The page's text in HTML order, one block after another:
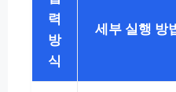
력
방
식
세부 실행 방